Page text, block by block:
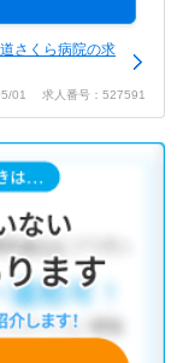
さくら病院の求
01 求人番号：527591